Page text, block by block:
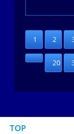
1 2
20
TOP